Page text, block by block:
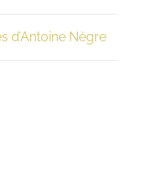
d’Antoine Nègre